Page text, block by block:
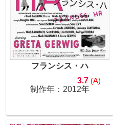
フランシス・ハ
3.7 (A)
制作年：2012年